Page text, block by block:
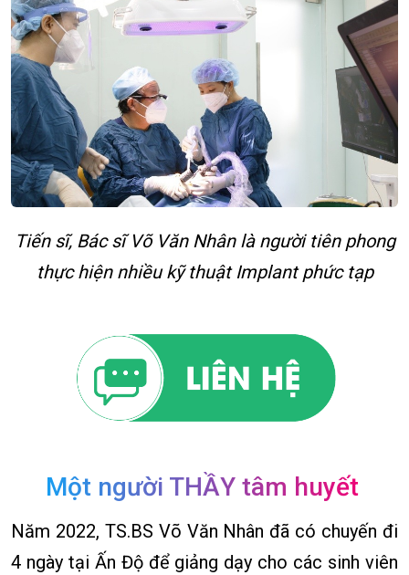
Tiến sĩ, Bác sĩ Võ Văn Nhân là người tiên phong
thực hiện nhiều kỹ thuật Implant phức tạp
Một người THẦY tâm huyết
Năm 2022, TS.BS Võ Văn Nhân đã có chuyến đi
4 ngày tại Ấn Độ để giảng dạy cho các sinh viên